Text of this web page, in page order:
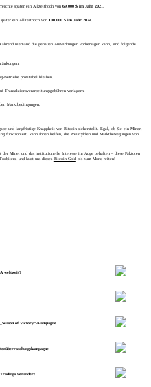
später ein Allzeithoch von 69.000 $ im Jahr 2021.
ein Allzeithoch von 100.000 $ im Jahr 2024.
niemand die genauen Auswirkungen vorhersagen kann, sind folgende
Betriebe profitabel bleiben.
Transaktionsverarbeitungsgebühren verlagern.
Marktbedingungen.
und langfristige Knappheit von Bitcoin sicherstellt. Egal, ob Sie ein Miner,
funktioniert, kann Ihnen helfen, die Preiszyklen und Marktbewegungen von
Miner und das institutionelle Interesse im Auge behalten – diese Faktoren
und lasst uns dieses Bitcoin-Goldbis zum Mond reiten!
weltweit?
of Victory“-Kampagne
verändert